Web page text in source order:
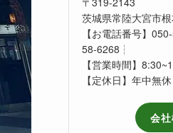
茨城県常陸大宮市
【お電話番号】
58-6268┆
【営業時間】
【定休日】年中無休
会